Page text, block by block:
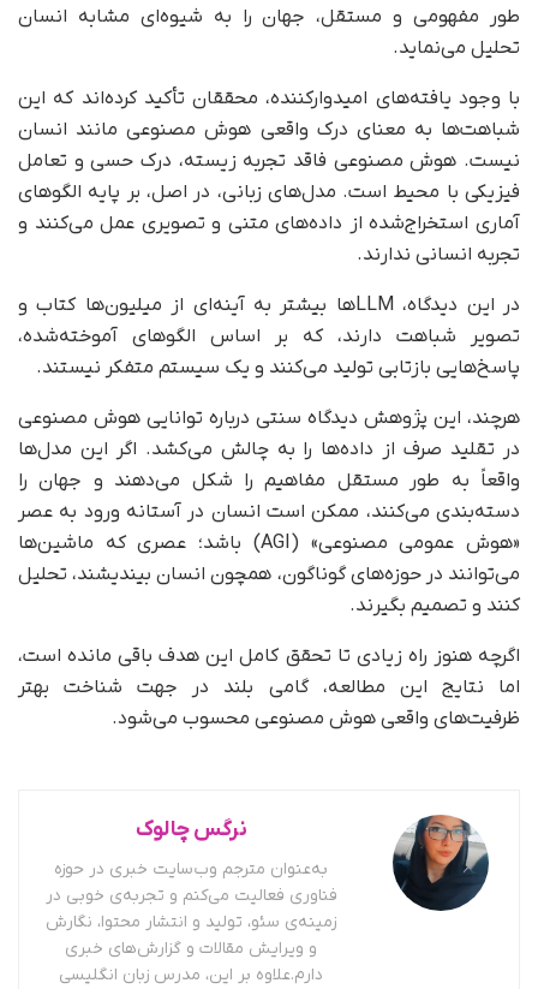
طور مفهومی و مستقل، جهان را به شیوه‌ای مشابه انسان
تحلیل می‌نماید.
با وجود یافته‌های امیدوارکننده، محققان تأکید کرده‌اند که این
شباهت‌ها به معنای درک واقعی هوش مصنوعی مانند انسان
نیست. هوش مصنوعی فاقد تجربه‌ زیسته، درک حسی و تعامل
فیزیکی با محیط است. مدل‌های زبانی، در اصل، بر پایه‌ الگوهای
آماری استخراج‌شده از داده‌های متنی و تصویری عمل می‌کنند و
تجربه‌ انسانی ندارند.
در این دیدگاه، LLMها بیشتر به آینه‌ای از میلیون‌ها کتاب و
تصویر شباهت دارند، که بر اساس الگوهای آموخته‌شده،
پاسخ‌هایی بازتابی تولید می‌کنند و یک سیستم متفکر نیستند.
هرچند، این پژوهش دیدگاه سنتی درباره‌ توانایی هوش مصنوعی
در تقلید صرف از داده‌ها را به چالش می‌کشد. اگر این مدل‌ها
واقعاً به‌ طور مستقل مفاهیم را شکل می‌دهند و جهان را
دسته‌بندی می‌کنند، ممکن است انسان در آستانه‌ ورود به عصر
«هوش عمومی مصنوعی» (AGI) باشد؛ عصری که ماشین‌ها
می‌توانند در حوزه‌های گوناگون، همچون انسان بیندیشند، تحلیل
کنند و تصمیم بگیرند.
اگرچه هنوز راه زیادی تا تحقق کامل این هدف باقی مانده است،
اما نتایج این مطالعه، گامی بلند در جهت شناخت بهتر
ظرفیت‌های واقعی هوش مصنوعی محسوب می‌شود.
نرگس چالوک
به‌عنوان مترجم وب‌سایت خبری در حوزه
فناوری فعالیت می‌کنم و تجربه‌ی خوبی در
زمینه‌ی سئو، تولید و انتشار محتوا، نگارش
و ویرایش مقالات و گزارش‌های خبری
دارم.علاوه بر این، مدرس زبان انگلیسی